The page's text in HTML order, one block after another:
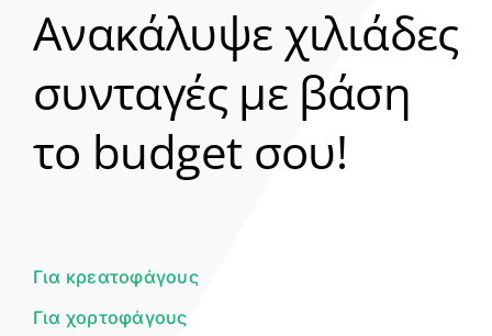
Ανακάλυψε χιλιάδες
συνταγές με βάση
το budget σου!
Για κρεατοφάγους
Για χορτοφάγους